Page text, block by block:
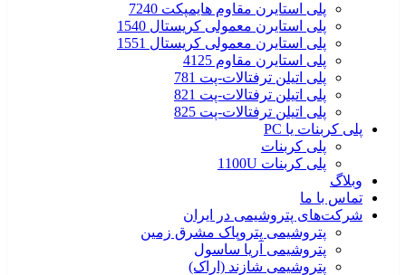
پلی استایرن مقاوم هایمپکت 7240
پلی استایرن معمولی کریستال 1540
پلی استایرن معمولی کریستال 1551
پلی استایرن مقاوم 4125
پلی اتیلن ترفتالات-پت 781
پلی اتیلن ترفتالات-پت 821
پلی اتیلن ترفتالات-پت 825
پلی کربنات یا PC
پلی کربنات
پلی کربنات 1100U
وبلاگ
تماس با ما
شرکت‌های پتروشیمی‌ در ایران
پتروشیمی پتروپاک مشرق زمین
پتروشیمی آریا ساسول
پتروشیمی شازند (اراک)